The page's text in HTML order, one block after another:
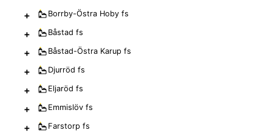
+ Borrby-Östra Hoby fs
+ Båstad fs
+ Båstad-Östra Karup fs
+ Djurröd fs
+ Eljaröd fs
+ Emmislöv fs
+ Farstorp fs